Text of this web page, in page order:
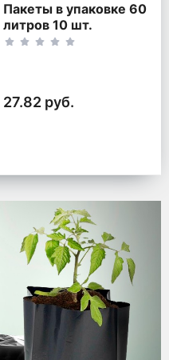
Пакеты в упаковке 60
литров 10 шт.
(10шт*1рул)
27.82 руб.